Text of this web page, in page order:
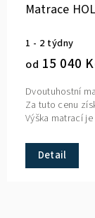
Matrace
1 - 2 týdny
od 15 040
Detail
Dvoutuhostní
Za tuto cenu
Výška matrací